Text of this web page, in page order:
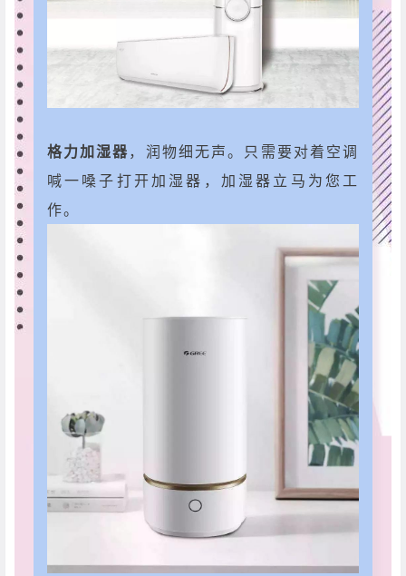
格力加湿器，润物细无声。只需要对着空调
喊一嗓子打开加湿器，加湿器立马为您工
作。